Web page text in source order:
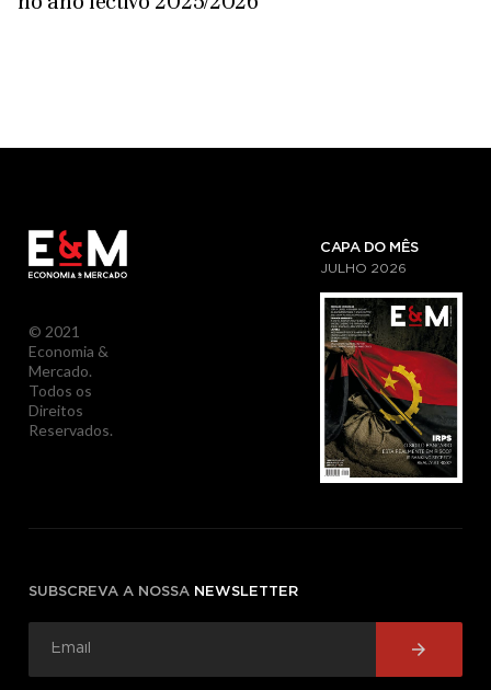
© 2021
Economia &
Mercado.
Todos os
Direitos
Reservados.
CAPA DO MÊS
JULHO 2026
SUBSCREVA A NOSSA NEWSLETTER